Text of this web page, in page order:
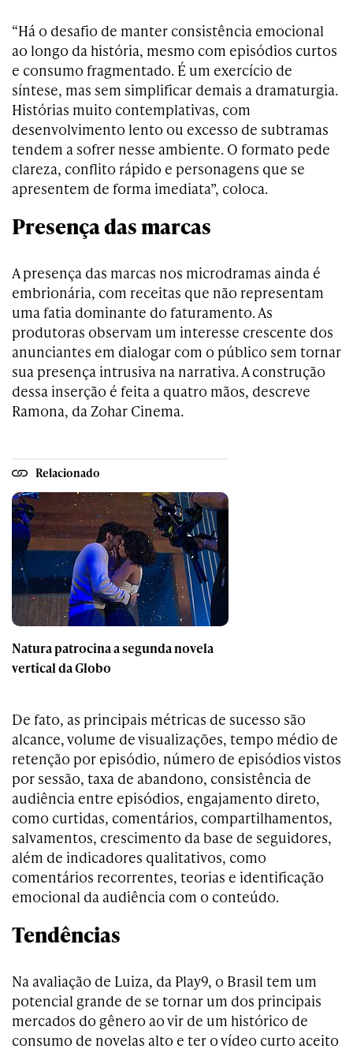
“Há o desafio de manter consistência emocional
ao longo da história, mesmo com episódios curtos
e consumo fragmentado. É um exercício de
síntese, mas sem simplificar demais a dramaturgia.
Histórias muito contemplativas, com
desenvolvimento lento ou excesso de subtramas
tendem a sofrer nesse ambiente. O formato pede
clareza, conflito rápido e personagens que se
apresentem de forma imediata”, coloca.
Presença das marcas
A presença das marcas nos microdramas ainda é
embrionária, com receitas que não representam
uma fatia dominante do faturamento. As
produtoras observam um interesse crescente dos
anunciantes em dialogar com o público sem tornar
sua presença intrusiva na narrativa. A construção
dessa inserção é feita a quatro mãos, descreve
Ramona, da Zohar Cinema.
Relacionado
Natura patrocina a segunda novela
vertical da Globo
De fato, as principais métricas de sucesso são
alcance, volume de visualizações, tempo médio de
retenção por episódio, número de episódios vistos
por sessão, taxa de abandono, consistência de
audiência entre episódios, engajamento direto,
como curtidas, comentários, compartilhamentos,
salvamentos, crescimento da base de seguidores,
além de indicadores qualitativos, como
comentários recorrentes, teorias e identificação
emocional da audiência com o conteúdo.
Tendências
Na avaliação de Luiza, da Play9, o Brasil tem um
potencial grande de se tornar um dos principais
mercados do gênero ao vir de um histórico de
consumo de novelas alto e ter o vídeo curto aceito